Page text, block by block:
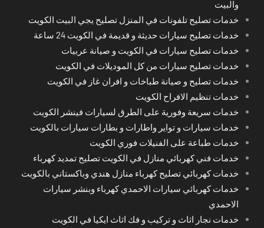
والبيت
خدمات تصليح تلفونات في المنزل تصليح يجي البيت الكويت
خدمات تصليح سيارات حديثة و قديمة في الكويت 24 ساعة
خدمات تصليح سيارات في الكويت و صيانة عربيات
خدمات تصليح سيارات من كل الموديلات في الكويت
خدمات تصليح و صيانة طباخات و افران غاز في الكويت
خدمات تنظيم الافراح الكويت
خدمات سريعة وفورية على الطرق لسيارات فينشر الكويت
خدمات سيارات و تواير واطارات و بطارات سيارات بالكويت
خدمات طباعة على الفنيلات فوري الكويت
خدمات فني كهربائي منازل في الكويت تصليح تمديد كهرباء
خدمات كهربائي تصليح كهرباء منازل هندي وباكستاني بالكويت
خدمات كهربائي سيارات الاحمدي كهرباء وبنشر سيارات
الاحمدي
خدمات نجار اثاث و تركيب و فك اثاث ايكيا في الكويت